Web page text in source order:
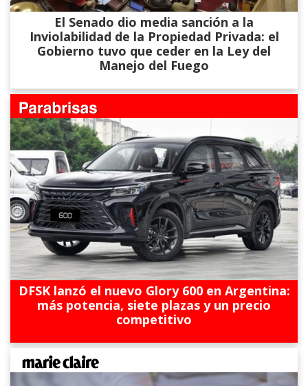
El Senado dio media sanción a la
Inviolabilidad de la Propiedad Privada: el
Gobierno tuvo que ceder en la Ley del
Manejo del Fuego
DFSK lanzó el nuevo Glory 600 en Argentina:
más potencia, siete plazas y un precio
competitivo